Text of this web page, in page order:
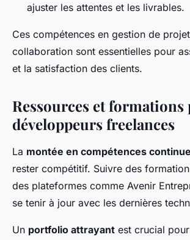
ajuster les attentes et les livrables.
Ces compétences en gestion de
collaboration sont essentielles pour
et la satisfaction des clients.
Ressources et formations
développeurs freelances
La montée en compétences continue
rester compétitif. Suivre des
des plateformes comme Avenir
se tenir à jour avec les dernières
Un portfolio attrayant est crucial